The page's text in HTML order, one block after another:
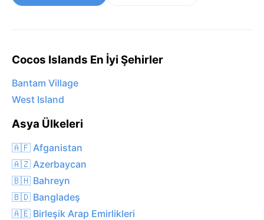
Cocos Islands En İyi Şehirler
Bantam Village
West Island
Asya Ülkeleri
🇦🇫 Afganistan
🇦🇿 Azerbaycan
🇧🇭 Bahreyn
🇧🇩 Bangladeş
🇦🇪 Birleşik Arap Emirlikleri